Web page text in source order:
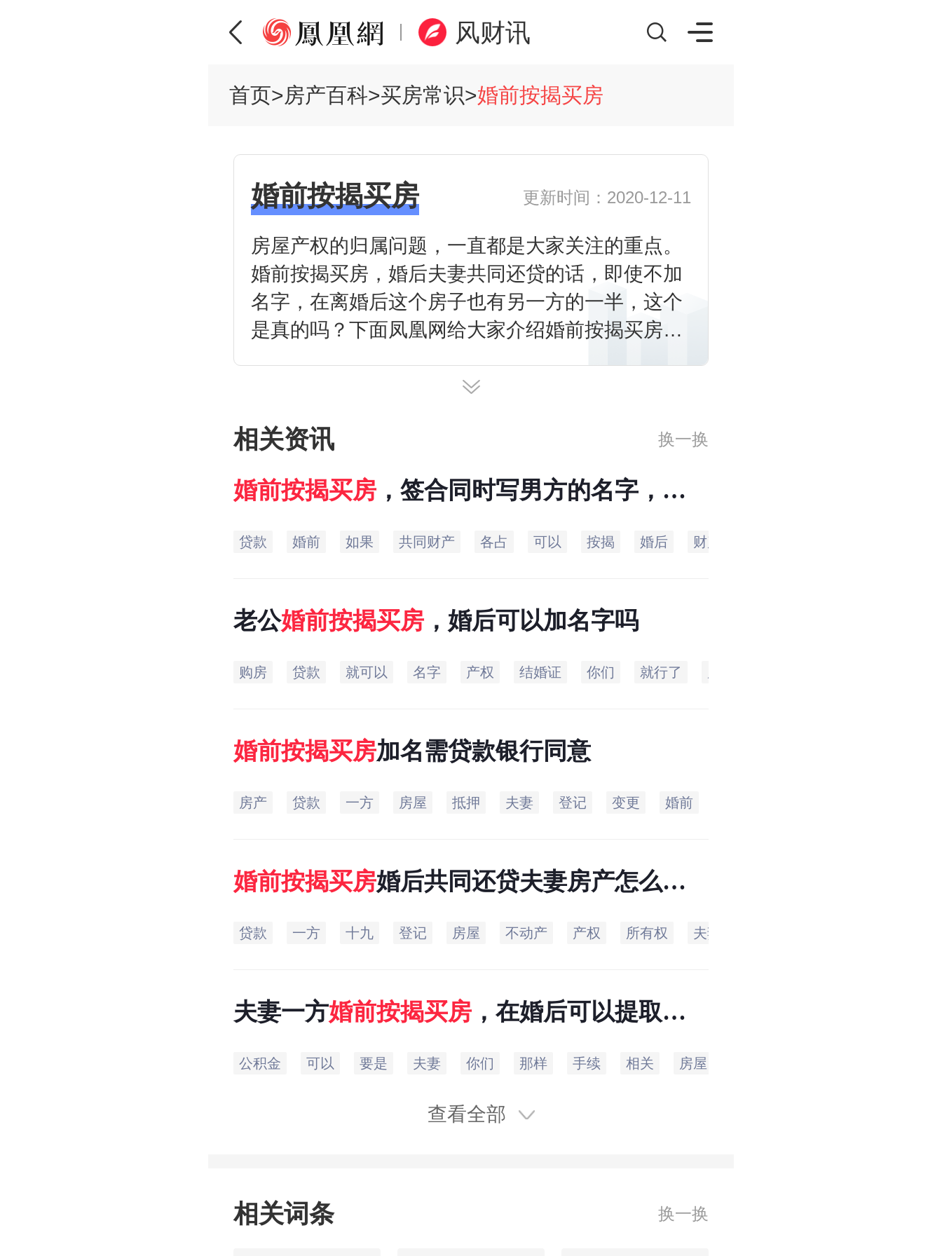
风财讯
首页>房产百科>买房常识>婚前按揭买房
婚前按揭买房 更新时间：2020-12-11
房屋产权的归属问题，一直都是大家关注的重点。
婚前按揭买房，婚后夫妻共同还贷的话，即使不加
名字，在离婚后这个房子也有另一方的一半，这个
是真的吗？下面凤凰网给大家介绍婚前按揭买房属
相关资讯 换一换
婚前按揭买房 ，签合同时写男方的名字，过1
不能写夫妻双方名字呢？
贷款 婚前 如果 共同财产 各占 可以 按揭 婚后 财产
老公婚前按揭买房 ，婚后可以加名字吗
购房 贷款 就可以 名字 产权 结婚证 你们 就行了
婚前按揭买房加名需贷款银行同意
房产 贷款 一方 房屋 抵押 夫妻 登记 变更 婚前
婚前按揭买房婚后共同还贷夫妻房产怎么分
贷款 一方 十九 登记 房屋 不动产 产权 所有权 夫妻
夫妻一方婚前按揭买房 ，在婚后可以提取配
公积金 可以 要是 夫妻 你们 那样 手续 相关 房屋
查看全部
相关词条 换一换